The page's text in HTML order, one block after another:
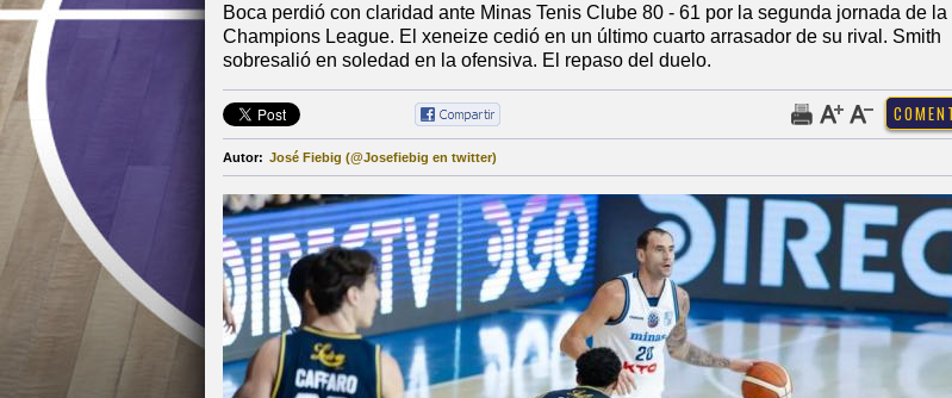
Boca perdió con claridad ante Minas Tenis Clube 80 - 61 por la segunda jornada de la
Champions League. El xeneize cedió en un último cuarto arrasador de su rival. Smith
sobresalió en soledad en la ofensiva. El repaso del duelo.
Autor: José Fiebig (@Josefiebig en twitter)